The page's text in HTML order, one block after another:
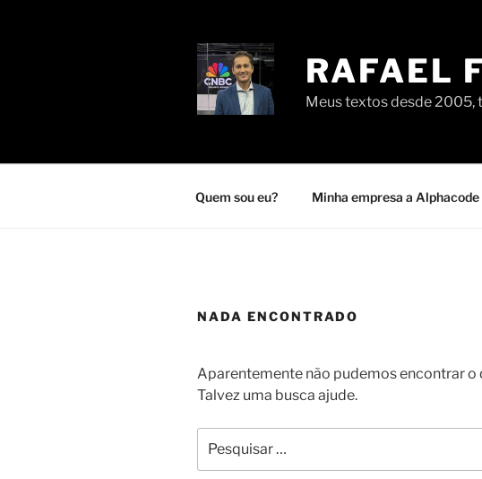
RAFAEL
Meus textos desde 2005,
Quem sou eu? Minha empresa a Alphacode
NADA ENCONTRADO
Aparentemente não pudemos encontrar o
Talvez uma busca ajude.
por: